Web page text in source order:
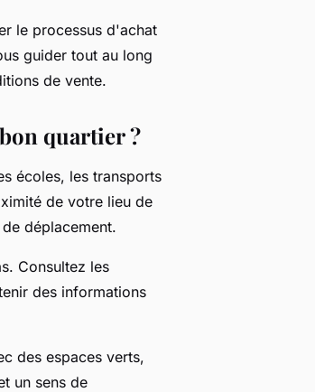
le processus d'achat
guider tout au long
de vente.
quartier ?
écoles, les transports
de votre lieu de
déplacement.
Consultez les
des informations
des espaces verts,
un sens de